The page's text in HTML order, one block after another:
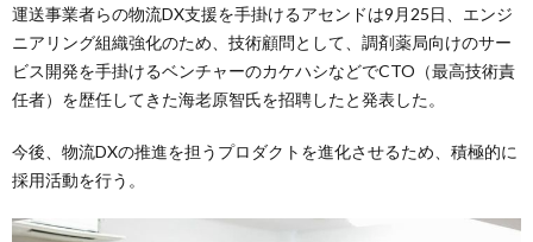
運送事業者らの物流DX支援を手掛けるアセンドは9月25日、エンジ
ニアリング組織強化のため、技術顧問として、調剤薬局向けのサー
ビス開発を手掛けるベンチャーのカケハシなどでCTO（最高技術責
任者）を歴任してきた海老原智氏を招聘したと発表した。
今後、物流DXの推進を担うプロダクトを進化させるため、積極的に
採用活動を行う。